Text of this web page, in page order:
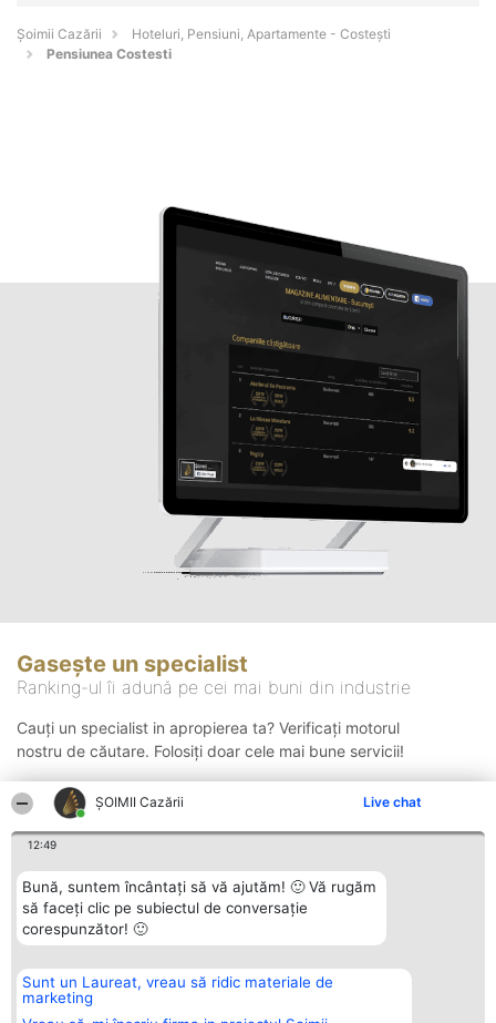
ȘOIMII Cazării Live chat
12:49
Bună, suntem încântați să vă ajutăm! 🙂 Vă rugăm
să faceți clic pe subiectul de conversație
corespunzător! 🙂
Sunt un Laureat, vreau să ridic materiale de
marketing
Șoimii Cazării
Hoteluri, Pensiuni, Apartamente - Costeşti
Pensiunea Costesti
Gasește un specialist
Ranking-ul îi adună pe cei mai buni din industrie
Cauți un specialist in apropierea ta? Verificați motorul
nostru de căutare. Folosiți doar cele mai bune servicii!
Organizator Ranking
BRIGHT SOLUTIONS BR SRL
Aleea Timisul De Sus 2 Bl. A30
Plebiscyt
Lista Tuturor
Contact